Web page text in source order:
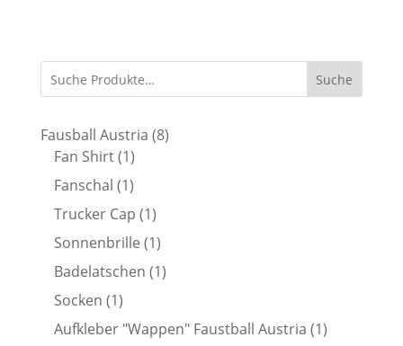
Suche
Fausball Austria 88
Fan Shirt 11
Produkt
Fanschal 11
Produkt
Trucker Cap 11
Produkt
Sonnenbrille 11
Produkt
Badelatschen 11
Socken 11
Produkt
Aufkleber "Wappen" Faustball Austria 11